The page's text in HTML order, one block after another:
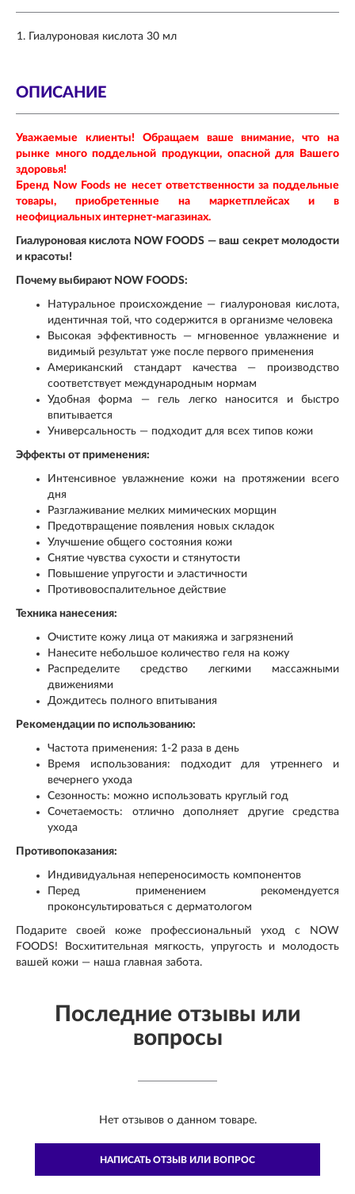
Гиалуроновая кислота 30 мл
ОПИСАНИЕ
Уважаемые клиенты! Обращаем ваше внимание, что на
рынке много поддельной продукции, опасной для Вашего
здоровья!
Бренд Now Foods не несет ответственности за поддельные
товары, приобретенные на маркетплейсах и в
неофициальных интернет-магазинах.
Гиалуроновая кислота NOW FOODS — ваш секрет молодости
и красоты!
Почему выбирают NOW FOODS:
Натуральное происхождение — гиалуроновая кислота,
идентичная той, что содержится в организме человека
Высокая эффективность — мгновенное увлажнение и
видимый результат уже после первого применения
Американский стандарт качества — производство
соответствует международным нормам
Удобная форма — гель легко наносится и быстро
впитывается
Универсальность — подходит для всех типов кожи
Эффекты от применения:
Интенсивное увлажнение кожи на протяжении всего
дня
Разглаживание мелких мимических морщин
Предотвращение появления новых складок
Улучшение общего состояния кожи
Снятие чувства сухости и стянутости
Повышение упругости и эластичности
Противовоспалительное действие
Техника нанесения:
Очистите кожу лица от макияжа и загрязнений
Нанесите небольшое количество геля на кожу
Распределите средство легкими массажными
движениями
Дождитесь полного впитывания
Рекомендации по использованию:
Частота применения: 1-2 раза в день
Время использования: подходит для утреннего и
вечернего ухода
Сезонность: можно использовать круглый год
Сочетаемость: отлично дополняет другие средства
ухода
Противопоказания:
Индивидуальная непереносимость компонентов
Перед применением рекомендуется
проконсультироваться с дерматологом
Подарите своей коже профессиональный уход с NOW
FOODS! Восхитительная мягкость, упругость и молодость
вашей кожи — наша главная забота.
Последние отзывы или
вопросы
Нет отзывов о данном товаре.
НАПИСАТЬ ОТЗЫВ ИЛИ ВОПРОС